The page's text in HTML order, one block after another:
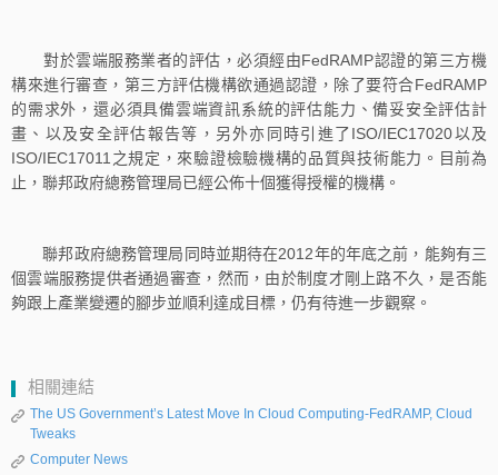
對於雲端服務業者的評估，必須經由FedRAMP認證的第三方機
構來進行審查，第三方評估機構欲通過認證，除了要符合FedRAMP
的需求外，還必須具備雲端資訊系統的評估能力、備妥安全評估計
畫、以及安全評估報告等，另外亦同時引進了ISO/IEC17020以及
ISO/IEC17011之規定，來驗證檢驗機構的品質與技術能力。目前為
止，聯邦政府總務管理局已經公佈十個獲得授權的機構。
聯邦政府總務管理局同時並期待在2012年的年底之前，能夠有三
個雲端服務提供者通過審查，然而，由於制度才剛上路不久，是否能
夠跟上產業變遷的腳步並順利達成目標，仍有待進一步觀察。
相關連結
The US Government’s Latest Move In Cloud Computing-FedRAMP, Cloud
Tweaks
Computer News